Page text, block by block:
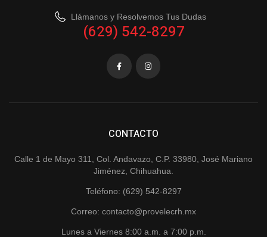
Llámanos y Resolvemos Tus Dudas
(629) 542-8297
CONTACTO
Calle 1 de Mayo 311, Col. Andavazo, C.P. 33980, José Mariano
Jiménez, Chihuahua.
Teléfono: (629) 542-8297
Correo: contacto@provelecrh.mx
Lunes a Viernes 8:00 a.m. a 7:00 p.m.